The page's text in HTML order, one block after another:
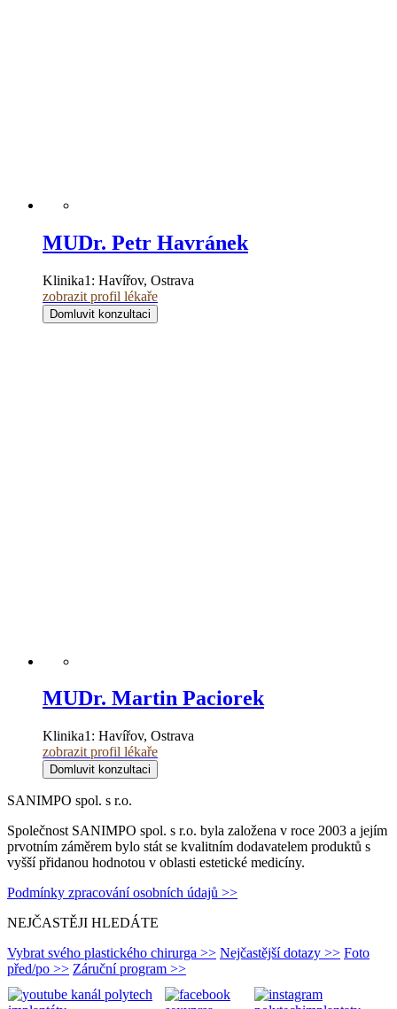
MUDr. Petr Havránek
Klinika1: Havířov, Ostrava
zobrazit profil lékaře
Domluvit konzultaci
MUDr. Martin Paciorek
Klinika1: Havířov, Ostrava
zobrazit profil lékaře
Domluvit konzultaci
SANIMPO spol. s r.o.
Společnost SANIMPO spol. s r.o. byla založena v roce 2003 a jejím
prvotním záměrem bylo stát se kvalitním dodavatelem produktů s
vyšší přidanou hodnotou v oblasti estetické medicíny.
Podmínky zpracování osobních údajů >>
NEJČASTĚJI HLEDÁTE
Vybrat svého plastického chirurga >> Nejčastější dotazy >> Foto
před/po >> Záruční program >>